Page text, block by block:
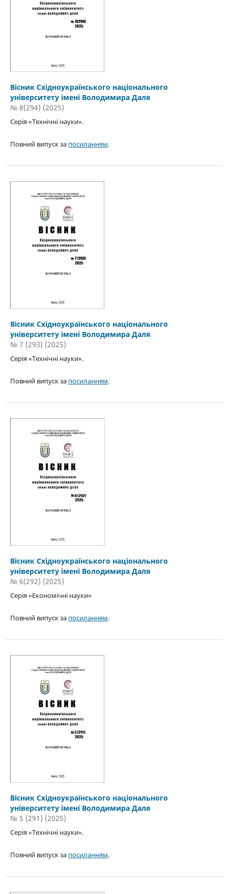
Вісник Східноукраїнського національного
університету імені Володимира Даля
№ 8(294) (2025)
Серія «Технічні науки».
Повний випуск за посиланням.
Вісник Східноукраїнського національного
університету імені Володимира Даля
№ 7 (293) (2025)
Серія «Технічні науки».
Повний випуск за посиланням.
Вісник Східноукраїнського національного
університету імені Володимира Даля
№ 6(292) (2025)
Серія «Економічні науки»
Повний випуск за посиланням.
Вісник Східноукраїнського національного
університету імені Володимира Даля
№ 5 (291) (2025)
Серія «Технічні науки».
Повний випуск за посиланням.